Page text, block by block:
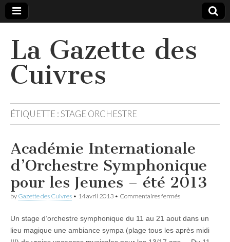
La Gazette des
Cuivres
ÉTIQUETTE :STAGE ORCHESTRE
Académie Internationale
d’Orchestre Symphonique
pour les Jeunes – été 2013
by Gazette des Cuivres • 14 avril 2013 • Commentaires ferméssur
d’Orchestre
Symphonique
pour
Un stage d’orchestre symphonique du 11 au 21 aout dans un
lieu magique une ambiance sympa (plage tous les après midi